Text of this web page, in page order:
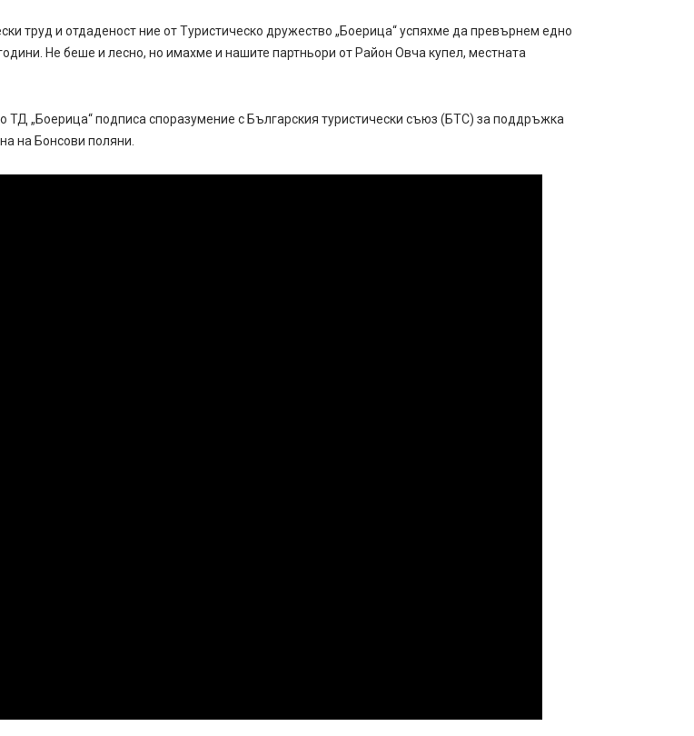
труд и отдаденост ние от Туристическо дружество „Боерица“ успяхме да превърнем едно
Не беше и лесно, но имахме и нашите партньори от Район Овча купел, местната
ТД „Боерица“ подписа споразумение с Българския туристически съюз (БТС) за поддръжка
на Бонсови поляни.